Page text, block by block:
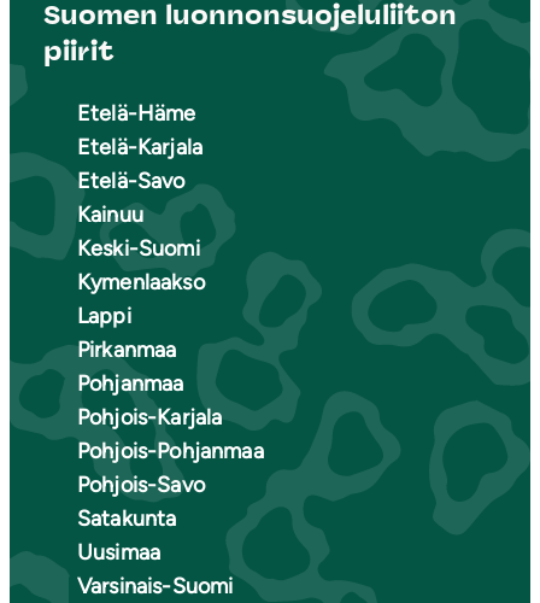
Suomen luonnonsuojeluliiton
piirit
Etelä-Häme
Etelä-Karjala
Etelä-Savo
Kainuu
Keski-Suomi
Kymenlaakso
Lappi
Pirkanmaa
Pohjanmaa
Pohjois-Karjala
Pohjois-Pohjanmaa
Pohjois-Savo
Satakunta
Uusimaa
Varsinais-Suomi